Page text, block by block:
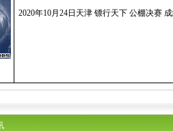
2020年10月24日天津 镖行天下 公棚决赛